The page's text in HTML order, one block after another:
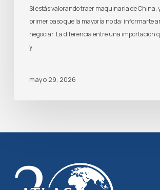
Si estás valorando traer maquinaria de China,
primer paso que la mayoría no da: informarte
negociar. La diferencia entre una importación
y…
mayo 29, 2026